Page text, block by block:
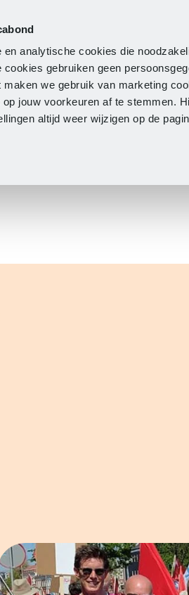
analytische cookies die
gebruiken geen
we gebruik van marketing
jouw voorkeuren af te stemmen.
altijd weer wijzigen op de